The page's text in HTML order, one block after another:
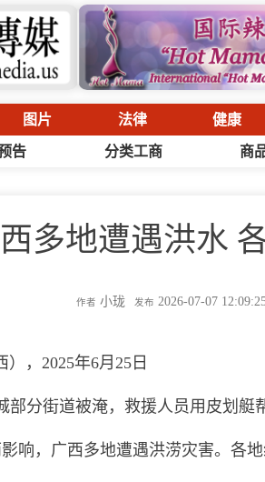
图片 法律 健康
告 分类工商 商
多地遭遇洪水
作者 小珑 发布 2026-07-07
，2025年6月25日
部分街道被淹，救援人员用皮划艇
响，广西多地遭遇洪涝灾害。各